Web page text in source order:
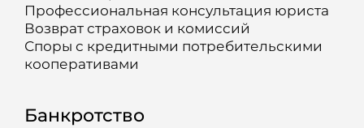
Профессиональная консультация юриста
Возврат страховок и комиссий
Споры с кредитными потребительскими
кооперативами
Банкротство